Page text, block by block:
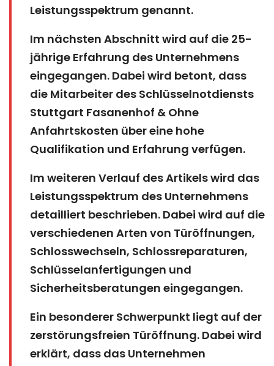
Leistungsspektrum genannt.
Im nächsten Abschnitt wird auf die 25-
jährige Erfahrung des Unternehmens
eingegangen. Dabei wird betont, dass
die Mitarbeiter des Schlüsselnotdiensts
Stuttgart Fasanenhof & Ohne
Anfahrtskosten über eine hohe
Qualifikation und Erfahrung verfügen.
Im weiteren Verlauf des Artikels wird das
Leistungsspektrum des Unternehmens
detailliert beschrieben. Dabei wird auf die
verschiedenen Arten von Türöffnungen,
Schlosswechseln, Schlossreparaturen,
Schlüsselanfertigungen und
Sicherheitsberatungen eingegangen.
Ein besonderer Schwerpunkt liegt auf der
zerstörungsfreien Türöffnung. Dabei wird
erklärt, dass das Unternehmen